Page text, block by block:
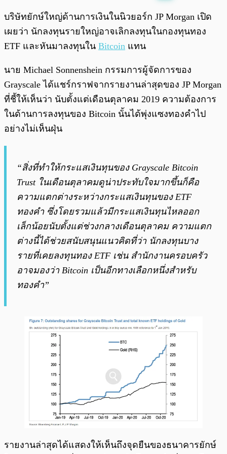
พร้อมเล่น 0:00
บริษัทยักษ์ใหญ่ด้านการเงินในนิวยอร์ก JP Morgan เปิด
เผยว่า นักลงทุนรายใหญ่อาจเลิกลงทุนในกองทุนทอง
ETF และหันมาลงทุนใน Bitcoin แทน
นาย Michael Sonnenshein กรรมการผู้จัดการของ
Grayscale ได้แชร์กราฟจากรายงานล่าสุดของ JP Morgan
ที่ชี้ให้เห็นว่า นับตั้งแต่เดือนตุลาคม 2019 ความต้องการ
ในด้านการลงทุนของ Bitcoin นั้นได้พุ่งแซงทองคำไป
อย่างไม่เห็นฝุ่น
“สิ่งที่ทำให้กระแสเงินทุนของ Grayscale Bitcoin
Trust ในเดือนตุลาคมดูน่าประทับใจมากขึ้นก็คือ
ความแตกต่างระหว่างกระแสเงินทุนของ ETF
ทองคำ ซึ่งโดยรวมแล้วมีกระแสเงินทุนไหลออก
เล็กน้อยนับตั้งแต่ช่วงกลางเดือนตุลาคม ความแตก
ต่างนี้ได้ช่วยสนับสนุนแนวคิดที่ว่า นักลงทุนบาง
รายที่เคยลงทุนทอง ETF เช่น สำนักงานครอบครัว
อาจมองว่า Bitcoin เป็นอีกทางเลือกหนึ่งสำหรับ
ทองคำ”
รายงานล่าสุดได้แสดงให้เห็นถึงจุดยืนของธนาคารยักษ์